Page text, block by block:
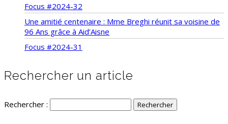
Focus #2024-32
Une amitié centenaire : Mme Breghi réunit sa voisine de
96 Ans grâce à Aid’Aisne
Focus #2024-31
Rechercher un article
Rechercher :